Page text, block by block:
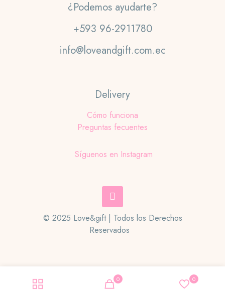
¿Podemos ayudarte?
+593 96-2911780
info@loveandgift.com.ec
Delivery
Cómo funciona
Preguntas fecuentes
Síguenos en Instagram
© 2025 Love&gift | Todos los Derechos
Reservados
0 0